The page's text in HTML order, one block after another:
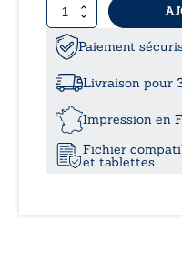
quantité
de
La
force
d’une
ayant
subi
une
éternelle
Paiement
Livraison pour
Impression en
Fichier
et tablettes